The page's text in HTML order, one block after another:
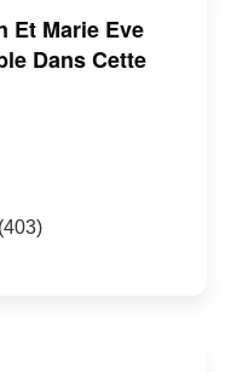
Et Marie Eve
Dans Cette